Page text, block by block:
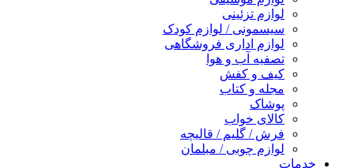
لوازم تزئینی
سیسمونی / لوازم کودک
لوازم اداری فروشگاهی
تصفیه آب و هوا
کیف و کفش
مجله و کتاب
پوشاک
کالای خواب
فرش / گلیم / قالیچه
لوازم چوبی / مبلمان
خدمات